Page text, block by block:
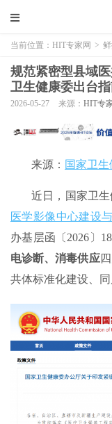
当前位置： HIT专家网 >
规范紧密型县域
卫生健康委出台
2026-05-27 来源： HIT专
来源： 国家卫
近日，国家卫
医学影像中心建设
办基层函〔2026〕
电诊断、消毒供应
共体标准化建设、